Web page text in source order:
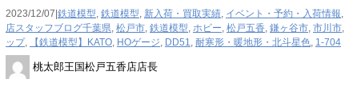
2023/12/07| 鉄道模型, 鉄道模型, 新入荷・買取実績, イベント・予約・入荷情報,
店スタッフブログ千葉県, 松戸市, 鉄道模型, ホビー, 松戸五香, 鎌ヶ谷市, 市川市,
ップ, 【鉄道模型】KATO, HOゲージ, DD51, 耐寒形・暖地形・北斗星色, 1-704
桃太郎王国松戸五香店店長